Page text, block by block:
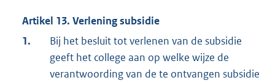
Artikel 13. Verlening subsidie
1.
Bij het besluit tot verlenen van de subsidie
geeft het college aan op welke wijze de
verantwoording van de te ontvangen subsidie